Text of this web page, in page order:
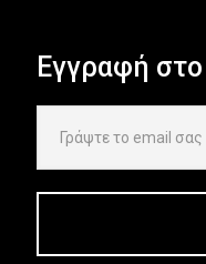
Εγγραφή